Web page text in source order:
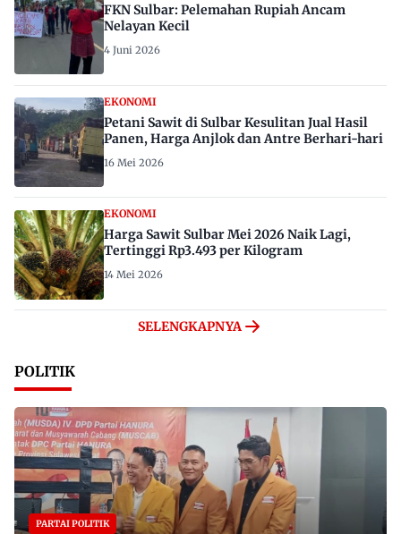
FKN Sulbar: Pelemahan Rupiah Ancam
Nelayan Kecil
4 Juni 2026
EKONOMI
Petani Sawit di Sulbar Kesulitan Jual Hasil
Panen, Harga Anjlok dan Antre Berhari-hari
16 Mei 2026
EKONOMI
Harga Sawit Sulbar Mei 2026 Naik Lagi,
Tertinggi Rp3.493 per Kilogram
14 Mei 2026
SELENGKAPNYA
POLITIK
PARTAI POLITIK